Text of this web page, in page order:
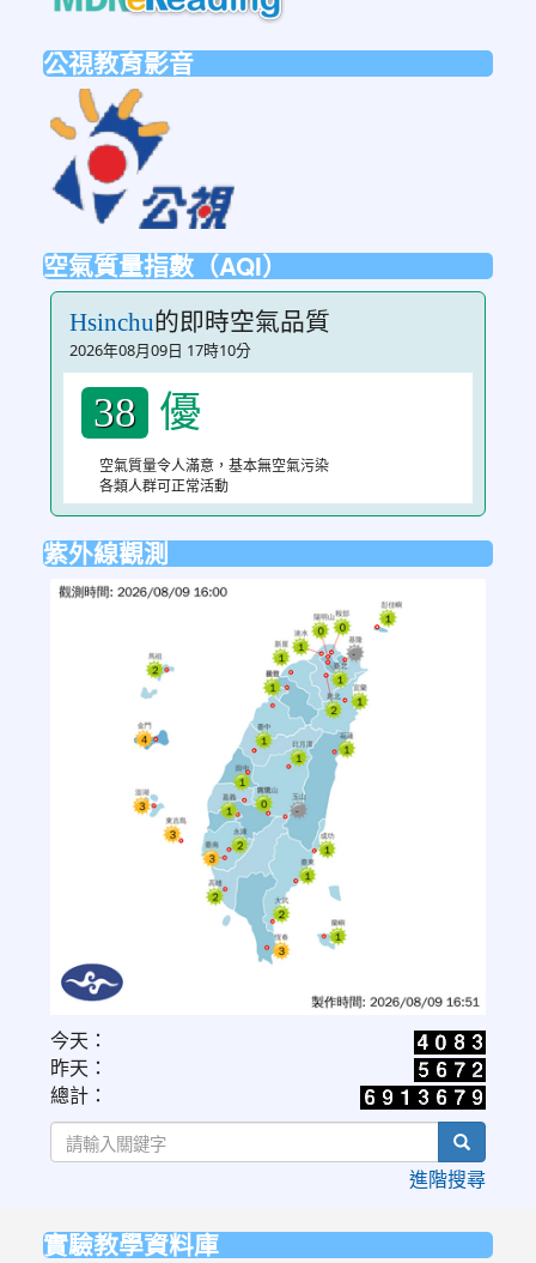
公視教育影音
空氣質量指數（AQI）
Hsinchu的即時空氣品質
2026年08月09日 17時10分
38 優
空氣質量令人滿意，基本無空氣污染
各類人群可正常活動
紫外線觀測
link
to
https://www.cwa.gov.tw/V8/C/W/OBS_UVI.html
今天：
昨天：
總計：
search
進階搜尋
實驗教學資料庫